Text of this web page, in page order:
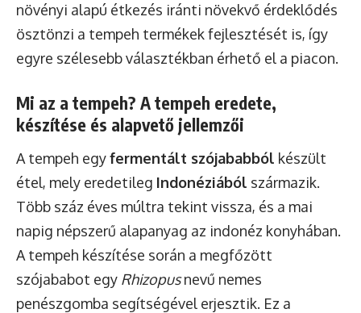
növényi alapú étkezés iránti növekvő érdeklődés
ösztönzi a tempeh termékek fejlesztését is, így
egyre szélesebb választékban érhető el a piacon.
Mi az a tempeh? A tempeh eredete,
készítése és alapvető jellemzői
A tempeh egyfermentált szójababból készült
étel, mely eredetileg Indonéziából származik.
Több száz éves múltra tekint vissza, és a mai
napig népszerű alapanyag az indonéz konyhában.
A tempeh készítése során a megfőzött
szójababot egy Rhizopusnevű nemes
penészgomba segítségével erjesztik. Ez a